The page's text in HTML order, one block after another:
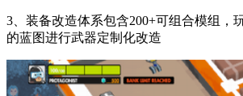
3、装备改造体系包含200+可组合模组，
的蓝图进行武器定制化改造